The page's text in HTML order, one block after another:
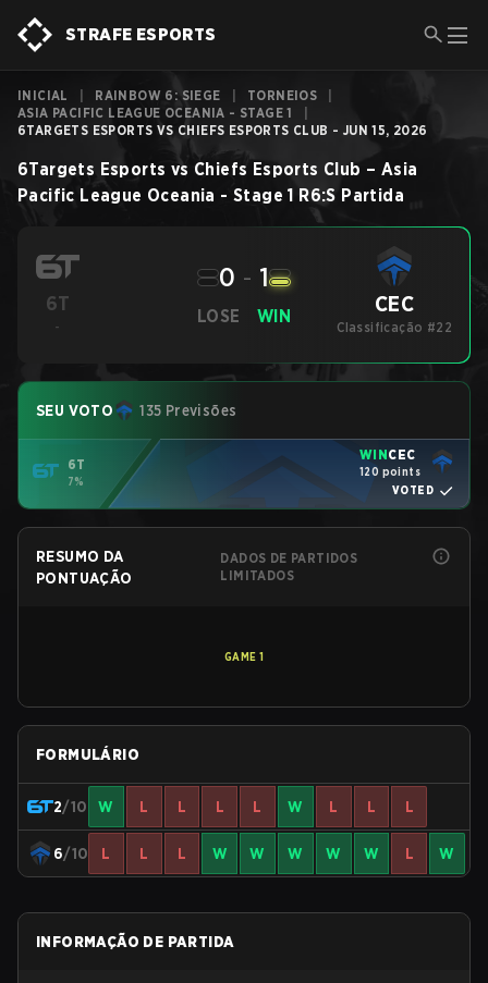
STRAFE ESPORTS
INICIAL RAINBOW 6: SIEGE TORNEIOS
ASIA PACIFIC LEAGUE OCEANIA - STAGE 1
6TARGETS ESPORTS VS CHIEFS ESPORTS CLUB - JUN 15, 2026
6Targets Esports vs Chiefs Esports Club – Asia
Pacific League Oceania - Stage 1 R6:S Partida
6T
-
LOSE
0 - 1
WIN CEC
Classificação #22
SEU VOTO 135 Previsões
6T
7%
WINCEC
120 points
VOTED
RESUMO DA
PONTUAÇÃO
DADOS DE PARTIDOS
LIMITADOS
GAME 1
FORMULÁRIO
2/10 W L L L L W L L L
6/10 L L L W W W W W L W
INFORMAÇÃO DE PARTIDA